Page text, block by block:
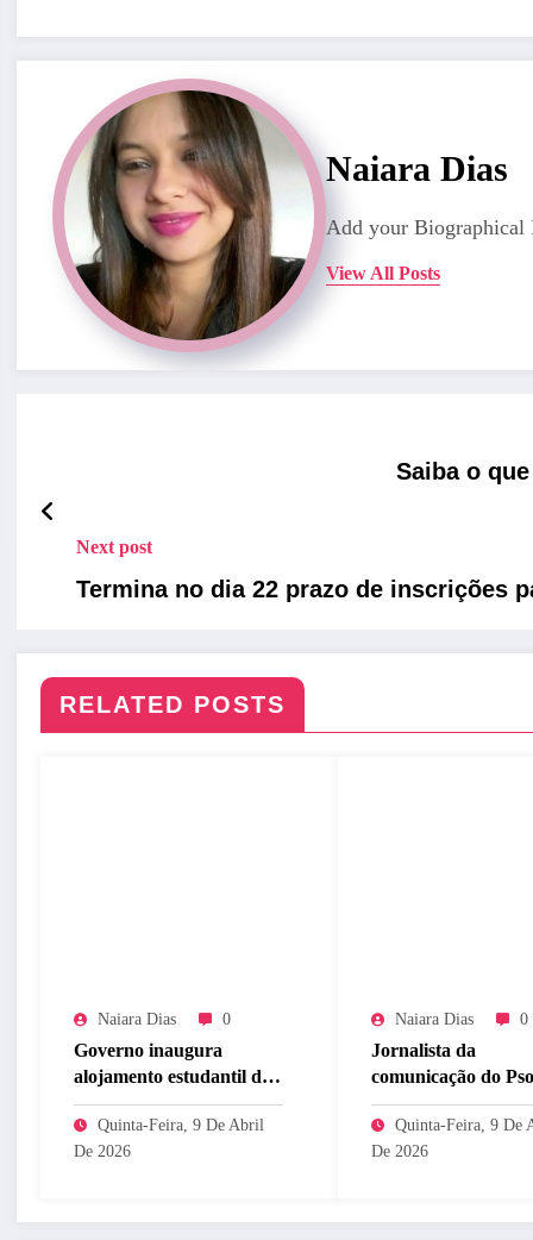
Naiara Dias
Add your
View All Posts
Saiba o
Next post
Termina no dia 22 prazo de inscrições
RELATED POSTS
Naiara Dias 0
Governo inaugura
alojamento estudantil do
ITA Ceará
Quinta-Feira, 9 De Abril
De 2026
Naiara Dias 0
Jornalista da
comunicação do
denuncia
ameaças
Quinta-Feira, 9 De
De 2026